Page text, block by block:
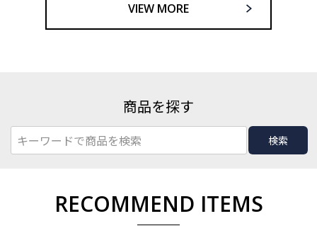
VIEW MORE
商品を探す
検索
RECOMMEND ITEMS